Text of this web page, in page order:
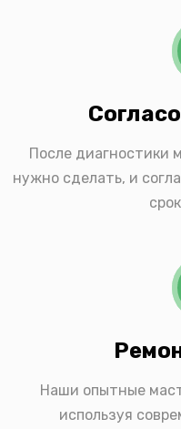
После диагностики
нужно сделать, и
Наши опытные
используя